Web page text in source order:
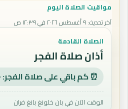
مواقيت الصلاة اليوم
آخر تحديث: ٩ أغسطس ٢٠٢٦ في ١٢:٣٩ ص
الصلاة القادمة
أذان صلاة الفجر
⏰ كم باقي على صلاة الفجر: ٠٠:٣٦:٣٩
الوقت الآن في بان خلونغ بانغ فران